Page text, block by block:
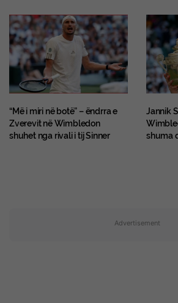
“Më i miri në botë” – ëndrra e
Zverevit në Wimbledon
shuhet nga rivali i tij Sinner
Jannik
shuma
Advertisement